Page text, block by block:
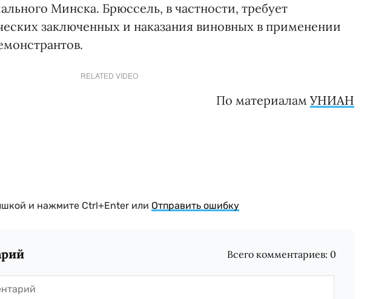
Минска. Брюссель, в частности, требует
заключенных и наказания виновных в применении
RELATED VIDEO
По материаламУНИАН
и нажмите Ctrl+Enter или Отправить ошибку
Всего комментариев: 0